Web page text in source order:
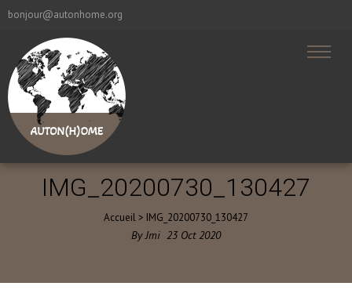
bonjour@autonhome.org
IMG_20200730_130427
Accueil > IMG_20200730_130427
ByJmi 23 Oct 2020